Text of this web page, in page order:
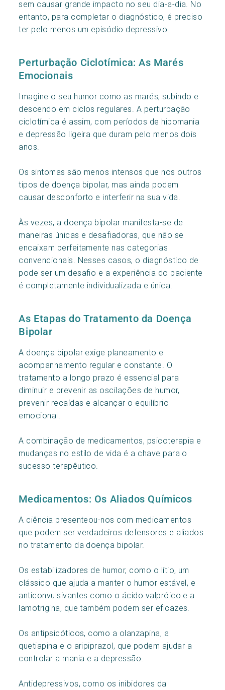
sem causar grande impacto no seu dia-a-dia. No
entanto, para completar o diagnóstico, é preciso
ter pelo menos um episódio depressivo.
Perturbação Ciclotímica: As Marés
Emocionais
Imagine o seu humor como as marés, subindo e
descendo em ciclos regulares. A perturbação
ciclotímica é assim, com períodos de hipomania
e depressão ligeira que duram pelo menos dois
anos.
Os sintomas são menos intensos que nos outros
tipos de doença bipolar, mas ainda podem
causar desconforto e interferir na sua vida.
Às vezes, a doença bipolar manifesta-se de
maneiras únicas e desafiadoras, que não se
encaixam perfeitamente nas categorias
convencionais. Nesses casos, o diagnóstico de
pode ser um desafio e a experiência do paciente
é completamente individualizada e única.
As Etapas do Tratamento da Doença
Bipolar
A doença bipolar exige planeamento e
acompanhamento regular e constante. O
tratamento a longo prazo é essencial para
diminuir e prevenir as oscilações de humor,
prevenir recaídas e alcançar o equilíbrio
emocional.
A combinação de medicamentos, psicoterapia e
mudanças no estilo de vida é a chave para o
sucesso terapêutico.
Medicamentos: Os Aliados Químicos
A ciência presenteou-nos com medicamentos
que podem ser verdadeiros defensores e aliados
no tratamento da doença bipolar.
Os estabilizadores de humor, como o lítio, um
clássico que ajuda a manter o humor estável, e
anticonvulsivantes como o ácido valpróico e a
lamotrigina, que também podem ser eficazes.
Os antipsicóticos, como a olanzapina, a
quetiapina e o aripiprazol, que podem ajudar a
controlar a mania e a depressão.
Antidepressivos, como os inibidores da